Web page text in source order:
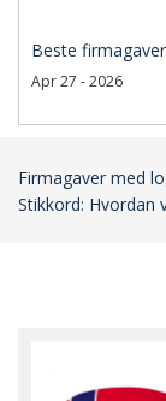
Beste
Apr 27 - 2026
Firmagaver med
Stikkord: Hvordan